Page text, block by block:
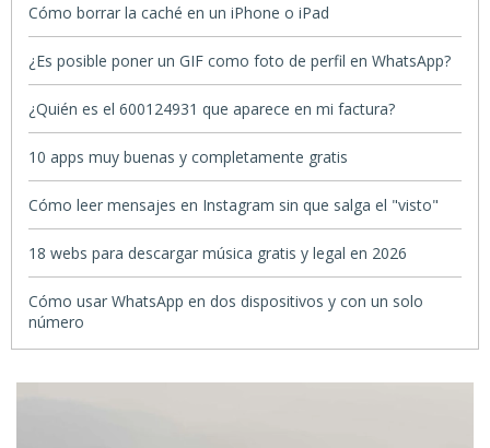
Cómo borrar la caché en un iPhone o iPad
¿Es posible poner un GIF como foto de perfil en WhatsApp?
¿Quién es el 600124931 que aparece en mi factura?
10 apps muy buenas y completamente gratis
Cómo leer mensajes en Instagram sin que salga el "visto"
18 webs para descargar música gratis y legal en 2026
Cómo usar WhatsApp en dos dispositivos y con un solo
número